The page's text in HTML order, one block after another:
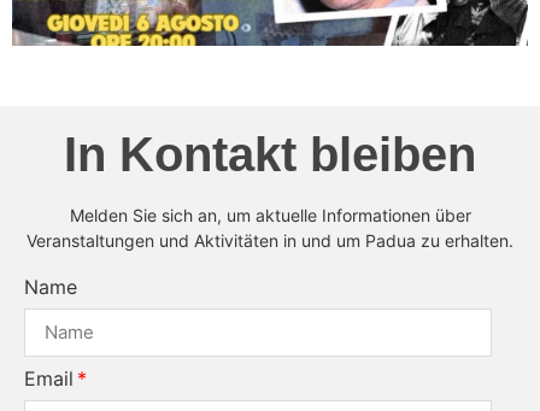
In Kontakt bleiben
Melden Sie sich an, um aktuelle Informationen über
Veranstaltungen und Aktivitäten in und um Padua zu erhalten.
Name
Email